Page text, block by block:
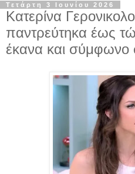
Τετάρτη 3 Ιουνίου 2026
Κατερίνα
παντρεύτηκα έως
έκανα και σύμφωνο